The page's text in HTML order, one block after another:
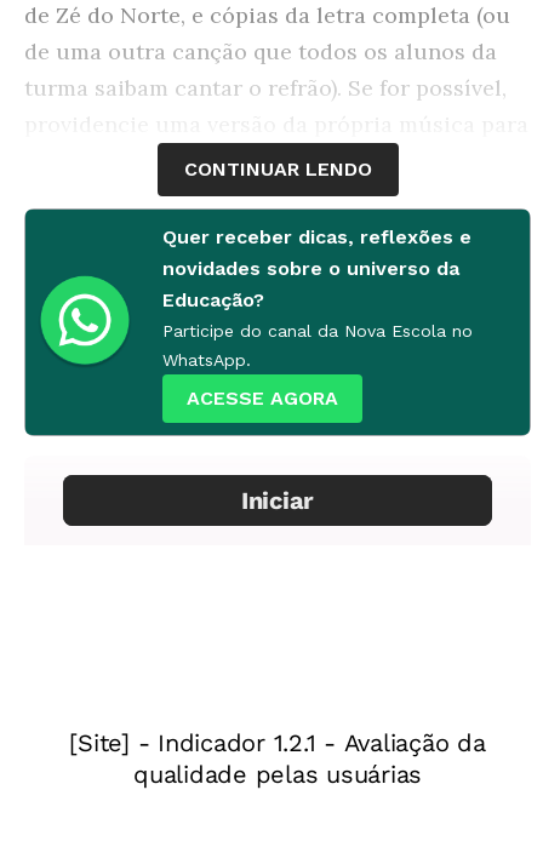
de Zé do Norte, e cópias da letra completa (ou
de uma outra canção que todos os alunos da
turma saibam cantar o refrão). Se for possível,
providencie uma versão da própria música para
ser ouvida na sala de aula.
Desenvolvimento
1ª etapa
Inicie uma conversa com a turma sobre a
música "Mulher Rendeira". Quem conhece o
refrão? Para que os leitores não convencionais
imprescindível que todos conheçam de
memória o refrão da canção que será
CONTINUAR LENDO
Quer receber dicas, reflexões e
novidades sobre o universo da
Educação?
Participe do canal da Nova Escola no
WhatsApp.
ACESSE AGORA